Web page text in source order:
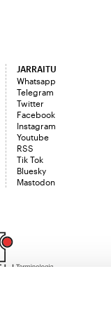
JARRAITU
Whatsapp
Telegram
Twitter
Facebook
Instagram
Youtube
RSS
Tik Tok
Bluesky
Mastodon